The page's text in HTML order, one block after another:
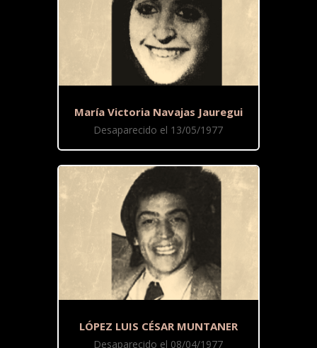
María Victoria Navajas Jauregui
Desaparecido el 13/05/1977
LÓPEZ LUIS CÉSAR MUNTANER
Desaparecido el 08/04/1977